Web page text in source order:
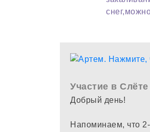
Участие в
Добрый день!
Напоминаем, что